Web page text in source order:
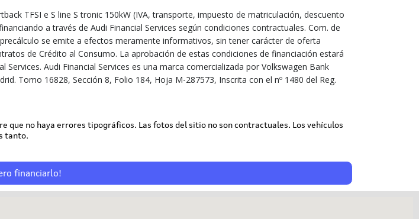
TFSI e S line S tronic 150kW (IVA, transporte, impuesto de matriculación, descuento
a través de Audi Financial Services según condiciones contractuales. Com. de
se emite a efectos meramente informativos, sin tener carácter de oferta
de Crédito al Consumo. La aprobación de estas condiciones de financiación estará
Audi Financial Services es una marca comercializada por Volkswagen Bank
Tomo 16828, Sección 8, Folio 184, Hoja M-287573, Inscrita con el nº 1480 del Reg.
que no haya errores tipográficos. Las fotos del sitio no son contractuales. Los vehículos
tanto.
financiarlo!